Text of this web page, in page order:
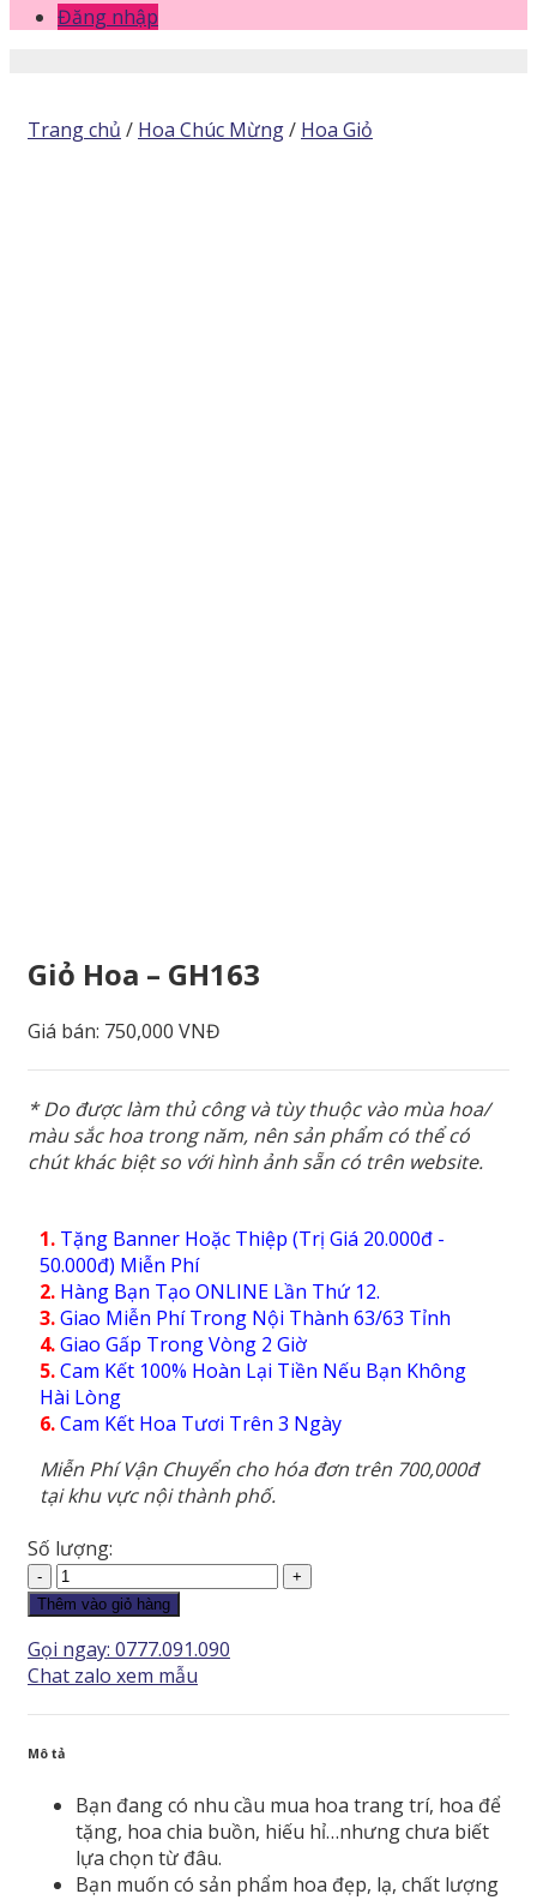
Đăng nhập
Trang chủ / Hoa Chúc Mừng/ Hoa Giỏ
Giỏ Hoa – GH163
Giá bán: 750,000 VNĐ
* Do được làm thủ công và tùy thuộc vào mùa hoa/
màu sắc hoa trong năm, nên sản phẩm có thể có
chút khác biệt so với hình ảnh sẵn có trên website.
1. Tặng Banner Hoặc Thiệp (Trị Giá 20.000đ -
50.000đ) Miễn Phí
2. Hàng Bạn Tạo ONLINE Lần Thứ 12.
3.Giao Miễn Phí Trong Nội Thành 63/63 Tỉnh
4.Giao Gấp Trong Vòng 2 Giờ
5.Cam Kết 100% Hoàn Lại Tiền Nếu Bạn Không
Hài Lòng
6.Cam Kết Hoa Tươi Trên 3 Ngày
Miễn Phí Vận Chuyển cho hóa đơn trên 700,000đ
tại khu vực nội thành phố.
Số lượng:
Giỏ
Hoa
GH163
số
Thêm vào giỏ hàng
Gọi ngay: 0777.091.090
Chat zalo xem mẫu
Mô tả
Bạn đang có nhu cầu mua hoa trang trí, hoa để
tặng, hoa chia buồn, hiếu hỉ…nhưng chưa biết
lựa chọn từ đâu.
Bạn muốn có sản phẩm hoa đẹp, lạ, chất lượng